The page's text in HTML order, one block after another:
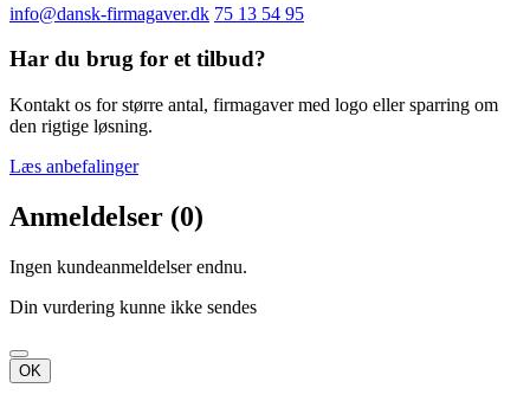
info@dansk-firmagaver.dk 75 13 54 95
Har du brug for et tilbud?
Kontakt os for større antal, firmagaver med logo eller sparring om
den rigtige løsning.
Læs anbefalinger
Anmeldelser (0)
Ingen kundeanmeldelser endnu.
Din vurdering kunne ikke sendes
OK